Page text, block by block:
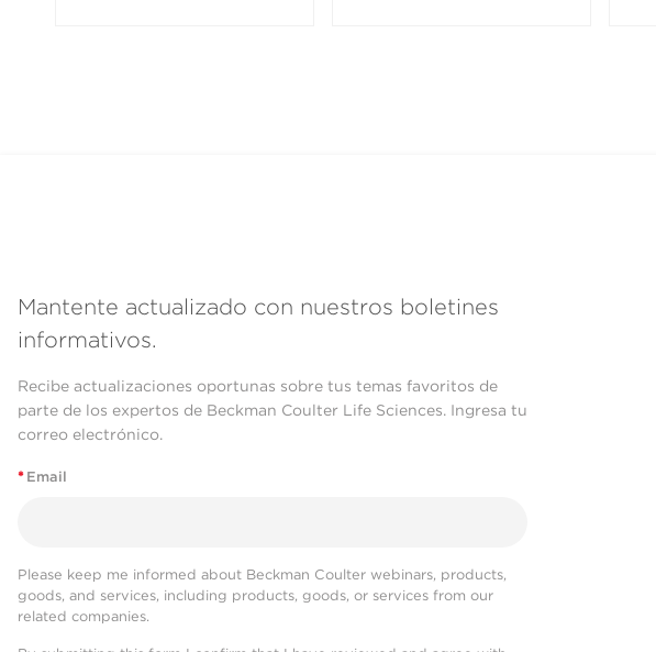
Mantente actualizado con nuestros boletines
informativos.
Recibe actualizaciones oportunas sobre tus temas favoritos de
parte de los expertos de Beckman Coulter Life Sciences. Ingresa tu
correo electrónico.
* Email
Please keep me informed about Beckman Coulter webinars, products,
goods, and services, including products, goods, or services from our
related companies.